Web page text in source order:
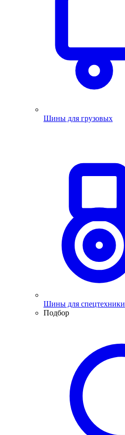
Шины для грузовых
Шины для спецтехники
Подбор